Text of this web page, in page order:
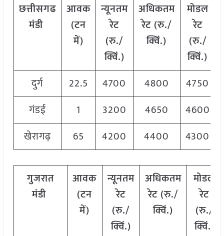
छत्तीसगढ
मंडी
आवक
(टन
में)
न्यूनतम
रेट
(रु./
क्विं.)
अधिकतम
रेट (रु./
क्विं.)
मोडल
रेट
(रु./
क्विं.)
दुर्ग
22.5 4700 4800
4750
गंडई
1 3200 4650
4600
खेरागढ़
65 4200 4400 4300
गुजरात
मंडी
आवक
(टन
में)
न्यूनतम
रेट
(रु./
क्विं.)
अधिकतम
रेट (रु./
क्विं.)
मोडल
रेट
(रु./
क्विं.)